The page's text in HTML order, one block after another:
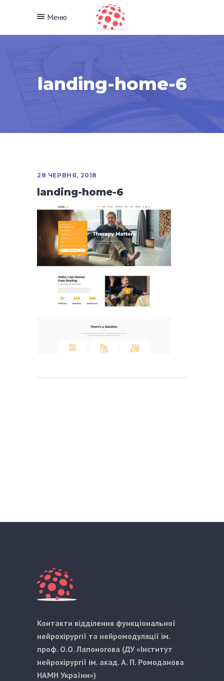
Меню
landing-home-6
28 ЧЕРВНЯ, 2018
landing-home-6
Контакти відділення функціональної
нейрохірургії та нейромодуляції ім.
проф. О.О. Лапоногова (ДУ «Інститут
нейрохірургії ім. акад. А. П. Ромоданова
НАМН України»)